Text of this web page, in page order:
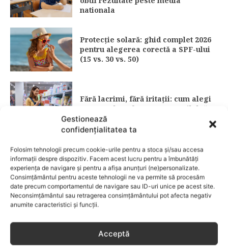
Gestionează
confidențialitatea ta
Folosim tehnologii precum cookie-urile pentru a stoca și/sau accesa
informații despre dispozitiv. Facem acest lucru pentru a îmbunătăți
experiența de navigare și pentru a afișa anunțuri (ne)personalizate.
Consimțământul pentru aceste tehnologii ne va permite să procesăm
date precum comportamentul de navigare sau ID-uri unice pe acest site.
Neconsimțământul sau retragerea consimțământului pot afecta negativ
anumite caracteristici și funcții.
Acceptă
nationala
Protecție solară: ghid complet 2026
pentru alegerea corectă a SPF-ului
(15 vs. 30 vs. 50)
Fără lacrimi, fără iritații: cum alegi
șamponul perfect pentru copilul tău
CATEGORII POPULARE
EVENIMENTE
741
LIFESTYLE
COPII
634
FAMILIA
582